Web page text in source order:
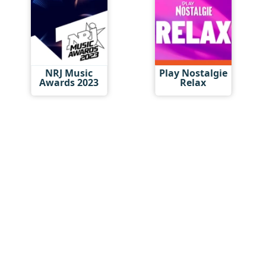
NRJ Music
Awards 2023
Play Nostalgie
Relax